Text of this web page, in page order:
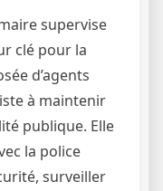
supervise
clé pour la
d’agents
à maintenir
publique. Elle
la police
surveiller